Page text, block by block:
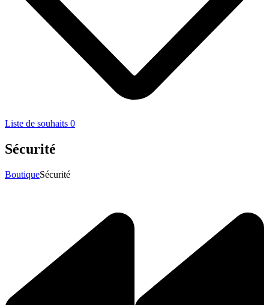
Liste de souhaits 0
Sécurité
BoutiqueSécurité